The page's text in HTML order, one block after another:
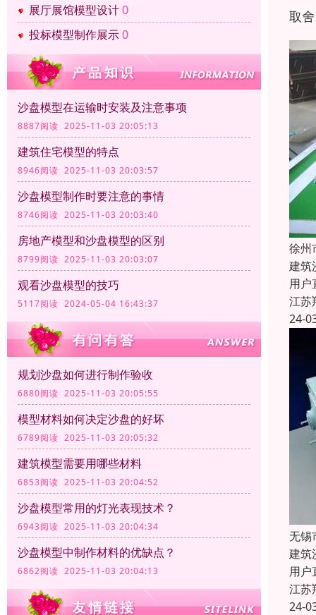
展厅展馆模型设计0
投标模型制作展示0
沙盘模型在运输时安装及注意事项
8887阅读 2025-11-03 20:05:13
建筑住宅模型的特点
8946阅读 2025-11-03 20:03:57
沙盘模型制作时要注意的事情
8746阅读 2025-11-03 20:03:40
房地产模型和沙盘模型的区别
8799阅读 2025-11-03 20:03:07
观看沙盘模型的技巧
5117阅读 2024-05-04 16:43:37
规划沙盘如何进行制作验收
6880阅读 2025-11-03 20:05:55
模型材料如何决定沙盘的好坏
6789阅读 2025-11-03 20:05:32
建筑模型需要用哪些材料
6853阅读 2025-11-03 20:04:52
沙盘模型常用的灯光表现技术？
6943阅读 2025-11-03 20:04:34
沙盘模型中制作材料的优缺点？
6862阅读 2025-11-03 20:04:13
取
徐州
建筑
用户
江苏
24-
无锡
建筑
用户
江苏
24-